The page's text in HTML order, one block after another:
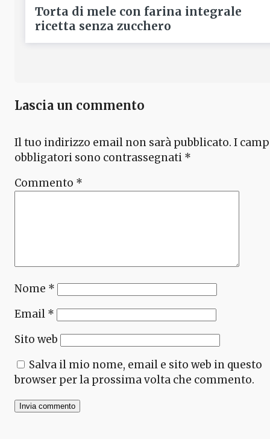
Torta di mele con farina integrale
ricetta senza zucchero
Lascia un commento
Il tuo indirizzo email non sarà pubblicato. I
obbligatori sono contrassegnati *
Commento *
Nome *
Email *
Sito web
Salva il mio nome, email e sito web in questo
browser per la prossima volta che commento.